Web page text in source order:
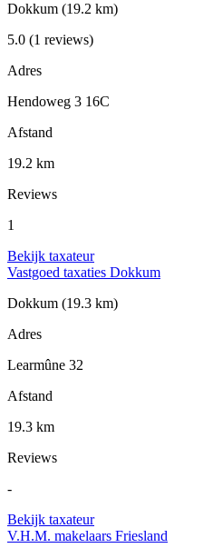
Dokkum (19.2 km)
5.0 (1 reviews)
Adres
Hendoweg 3 16C
Afstand
19.2 km
Reviews
1
Bekijk taxateur
Vastgoed taxaties Dokkum
Dokkum (19.3 km)
Adres
Learmûne 32
Afstand
19.3 km
Reviews
-
Bekijk taxateur
V.H.M. makelaars Friesland